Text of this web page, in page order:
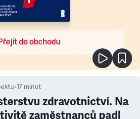
do obchodu
•17 minut
zdravotnictví. Na
zaměstnanců padl